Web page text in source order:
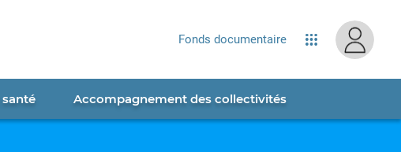
Fonds documentaire Applications
Accompagnement des collectivités